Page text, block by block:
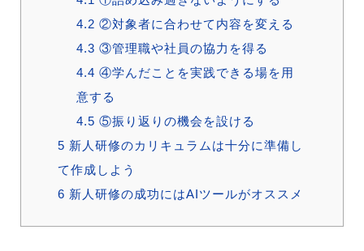
4.2 ②対象者に合わせて内容を変える
4.3 ③管理職や社員の協力を得る
4.4 ④学んだことを実践できる場を用
意する
4.5 ⑤振り返りの機会を設ける
5 新人研修のカリキュラムは十分に準備し
て作成しよう
6 新人研修の成功にはAIツールがオススメ